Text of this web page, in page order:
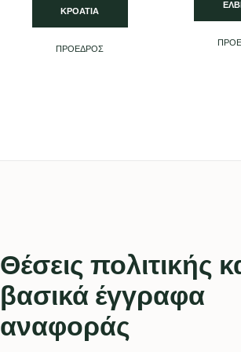
ΚΡΟΑΤΊΑ
ΠΡΌΕΔΡΟΣ
Θέσεις πολιτικής
βασικά έγγραφα
αναφοράς